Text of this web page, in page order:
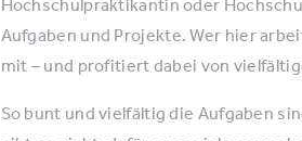
Hochschulpraktikantin oder
Aufgaben und Projekte. Wer hier
mit – und profitiert dabei von
So bunt und vielfältig die Aufgaben